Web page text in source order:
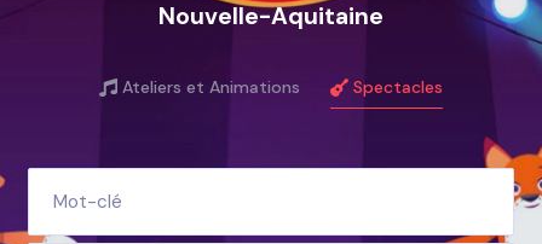
Nouvelle-Aquitaine
Ateliers et Animations Spectacles